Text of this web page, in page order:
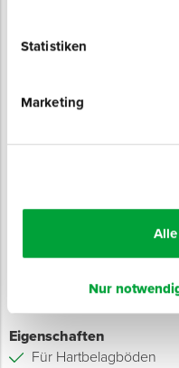
Statistiken
Marketing
Nur
Finishing-Pad aus
Das Superfinishing Pad
Zusetzen und ermöglicht
stark überpflegter Böden.
Eigenschaften
​​​​​​Für Hartbelagböden